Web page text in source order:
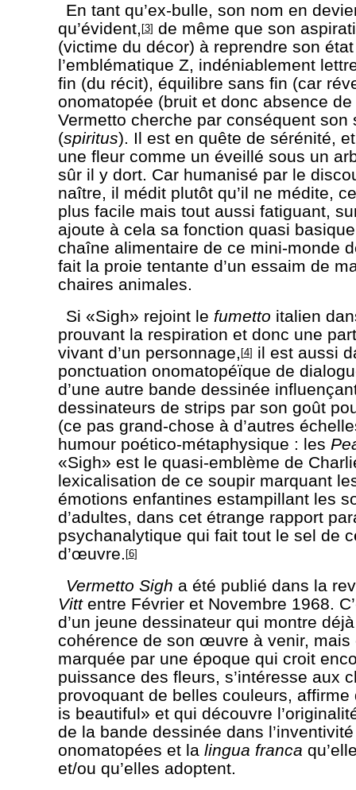
En tant qu’ex-bulle, son nom en
qu’évident, [3] de même que son
(victime du décor) à reprendre son
l’emblématique Z, indéniablement
fin (du récit), équilibre sans fin (car
onomatopée (bruit et donc absence
Vermetto cherche par conséquent son
(spiritus). Il est en quête de sérénité,
une fleur comme un éveillé sous un
sûr il y dort. Car humanisé par le
naître, il médit plutôt qu’il ne médite,
plus facile mais tout aussi fatiguant,
ajoute à cela sa fonction quasi
chaîne alimentaire de ce mini-monde
fait la proie tentante d’un essaim de
chaires animales.
Si «Sigh» rejoint le fumetto italien
prouvant la respiration et donc une
vivant d’un personnage, [4] il est aussi
ponctuation onomatopéïque de
d’une autre bande dessinée
dessinateurs de strips par son goût
(ce pas grand-chose à d’autres
humour poético-métaphysique : les
«Sigh» est le quasi-emblème de
lexicalisation de ce soupir marquant
émotions enfantines estampillant les
d’adultes, dans cet étrange rapport
psychanalytique qui fait tout le sel de
d’œuvre. [6]
Vermetto Sigh a été publié dans la
Vittentre Février et Novembre 1968.
d’un jeune dessinateur qui montre
cohérence de son œuvre à venir, mais
marquée par une époque qui croit
puissance des fleurs, s’intéresse aux
provoquant de belles couleurs, affirme
is beautiful» et qui découvre
de la bande dessinée dans
onomatopées et la lingua franca
et/ou qu’elles adoptent.